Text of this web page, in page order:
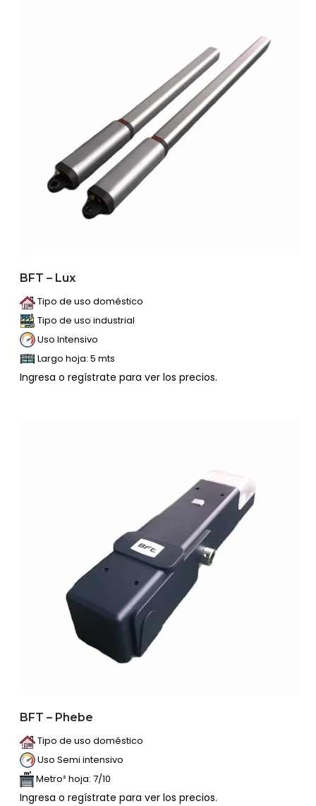
BFT – Lux
Tipo de uso doméstico
Tipo de uso industrial
Uso Intensivo
Largo hoja: 5 mts
Ingresa o regístrate para ver los precios.
BFT – Phebe
Tipo de uso doméstico
Uso Semi intensivo
Metro² hoja: 7/10
Ingresa o regístrate para ver los precios.